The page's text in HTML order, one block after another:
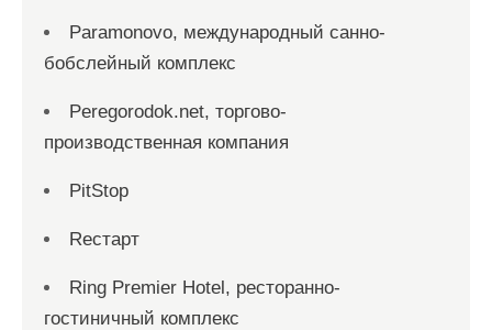
Paramonovo, международный санно-
бобслейный комплекс
Peregorodok.net, торгово-
производственная компания
PitStop
Reстарт
Ring Premier Hotel, ресторанно-
гостиничный комплекс